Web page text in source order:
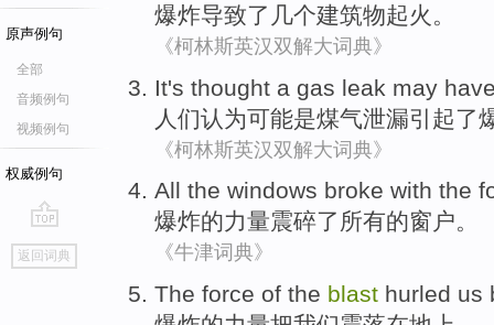
原声例句
全部
音频例句
视频例句
权威例句
go
top
返回词典
爆炸导致了 几个建筑物起火 。
《柯林斯英汉双解大词典》
It's thought a gas leak may
人们认为可能是煤气泄漏引起了
《柯林斯英汉双解大词典》
All the windows broke with the
爆炸的力量震碎了 所有的窗户。
《牛津词典》
The force of the blast hurled us